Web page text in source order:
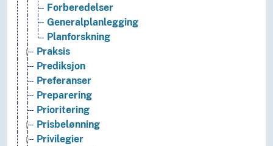
Forberedelser
Generalplanlegging
Planforskning
Praksis
Prediksjon
Preferanser
Preparering
Prioritering
Prisbelønning
Privilegier